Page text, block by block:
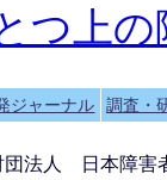
つ上の
ジャーナル 調査・
団法人 日本障害